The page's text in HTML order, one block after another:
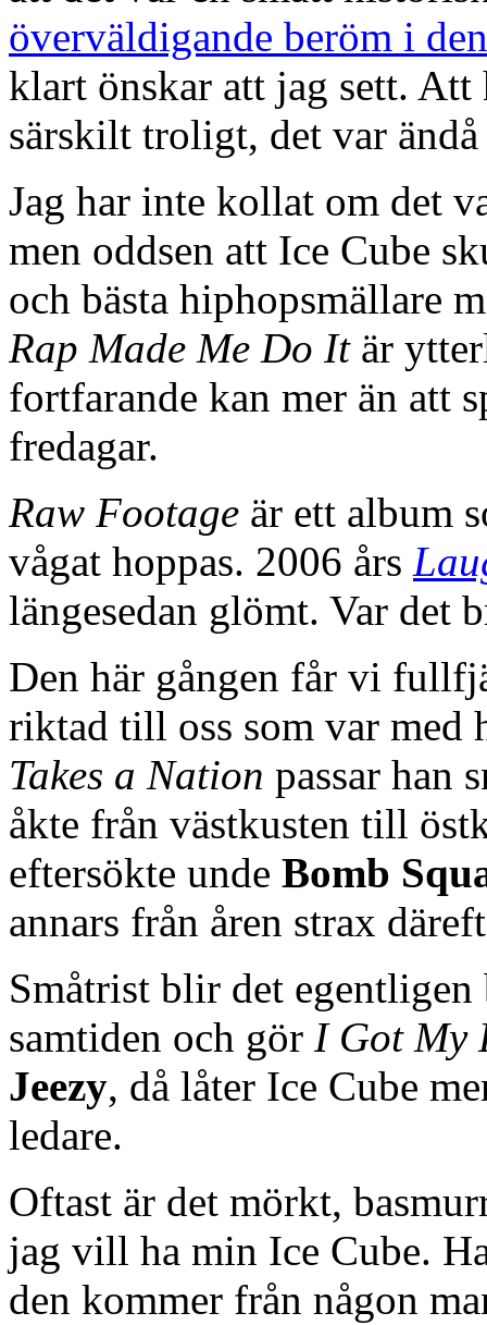
överväldigande beröm i
klart önskar att jag sett.
särskilt troligt, det var
Jag har inte kollat om det
men oddsen att Ice Cube
och bästa hiphopsmällare
Rap Made Me Do Itär
fortfarande kan mer än att
fredagar.
Raw Footage är ett album
vågat hoppas. 2006 års
längesedan glömt. Var det
Den här gången får vi
riktad till oss som var
Takes a Nation passar han
åkte från västkusten till
eftersökte unde Bomb
annars från åren strax
Småtrist blir det
samtiden och gör I Got My
Jeezy, då låter Ice Cube
ledare.
Oftast är det mörkt,
jag vill ha min Ice Cube.
den kommer från någon